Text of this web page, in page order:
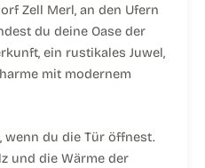
Zell Merl, an den Ufern
du deine Oase der
ein rustikales Juwel,
mit modernem
wenn du die Tür öffnest.
und die Wärme der